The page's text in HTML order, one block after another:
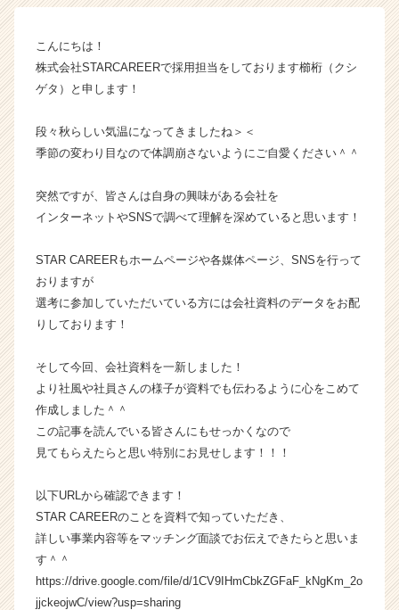
の
イ
|
ベ
チ
成
業
か
ス
ウ
が
届
く
こんにちは！
株式会社STARCAREERで採用担当をしております櫛桁（クシ
ゲタ）と申します！
段々秋らしい気温になってきましたね＞＜
季節の変わり目なので体調崩さないようにご自愛ください＾＾
突然ですが、皆さんは自身の興味がある会社を
インターネットやSNSで調べて理解を深めていると思います！
STAR CAREERもホームページや各媒体ページ、SNSを行って
おりますが
選考に参加していただいている方には会社資料のデータをお配
りしております！
そして今回、会社資料を一新しました！
より社風や社員さんの様子が資料でも伝わるように心をこめて
作成しました＾＾
この記事を読んでいる皆さんにもせっかくなので
見てもらえたらと思い特別にお見せします！！！
以下URLから確認できます！
STAR CAREERのことを資料で知っていただき、
詳しい事業内容等をマッチング面談でお伝えできたらと思いま
す＾＾
https://drive.google.com/file/d/1CV9IHmCbkZGFaF_kNgKm_2o
jjckeojwC/view?usp=sharing